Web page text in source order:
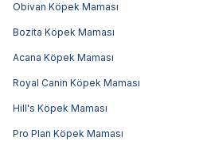
Obivan Köpek Maması
Bozita Köpek Maması
Acana Köpek Maması
Royal Canin Köpek Maması
Hill's Köpek Maması
Pro Plan Köpek Maması